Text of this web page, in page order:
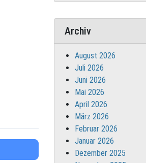
Archiv
August 2026
Juli 2026
Juni 2026
Mai 2026
April 2026
März 2026
Februar 2026
Januar 2026
Dezember 2025